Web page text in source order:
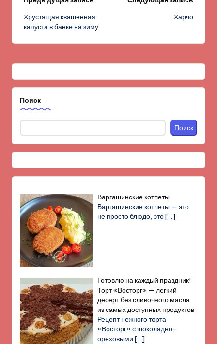
записи
Хрустящая квашенная
капуста в банке на зиму
Харчо
Поиск
Поиск
Варгашинские котлеты
Варгашинские котлеты — это
не просто блюдо, это[…]
Готовлю на каждый праздник!
Торт «Восторг» — легкий
десерт без сливочного масла
из самых доступных продуктов
Рецепт нежного торта
«Восторг» с шоколадно-
ореховыми[…]